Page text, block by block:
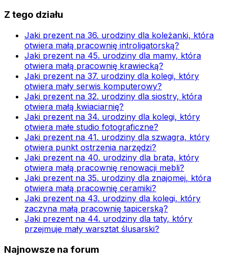
Z tego działu
Jaki prezent na 36. urodziny dla koleżanki, która
otwiera małą pracownię introligatorską?
Jaki prezent na 45. urodziny dla mamy, która
otwiera małą pracownię krawiecką?
Jaki prezent na 37. urodziny dla kolegi, który
otwiera mały serwis komputerowy?
Jaki prezent na 32. urodziny dla siostry, która
otwiera małą kwiaciarnię?
Jaki prezent na 34. urodziny dla kolegi, który
otwiera małe studio fotograficzne?
Jaki prezent na 41. urodziny dla szwagra, który
otwiera punkt ostrzenia narzędzi?
Jaki prezent na 40. urodziny dla brata, który
otwiera małą pracownię renowacji mebli?
Jaki prezent na 35. urodziny dla znajomej, która
otwiera małą pracownię ceramiki?
Jaki prezent na 43. urodziny dla kolegi, który
zaczyna małą pracownię tapicerską?
Jaki prezent na 44. urodziny dla taty, który
przejmuje mały warsztat ślusarski?
Najnowsze na forum